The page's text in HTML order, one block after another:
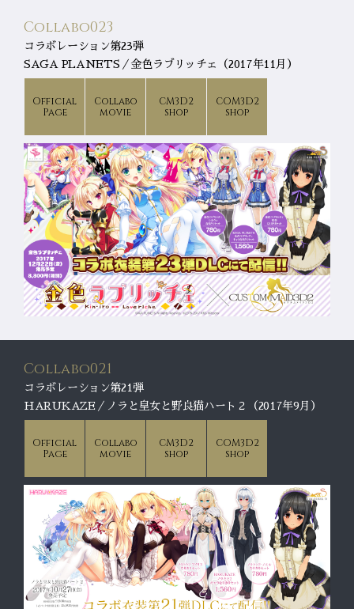
Collabo023
コラボレーション第23弾
SAGA PLANETS／金色ラブリッチェ（2017年11月）
Official
Page
Collabo
movie
CM3D2
shop
COM3D2
shop
Collabo021
コラボレーション第21弾
HARUKAZE／ノラと皇女と野良猫ハート２（2017年9月）
Official
Page
Collabo
movie
CM3D2
shop
COM3D2
shop